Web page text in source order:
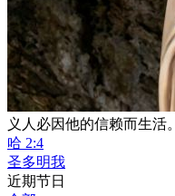
义人必因他的信赖而生活。
哈 2:4
圣多明我
近期节日